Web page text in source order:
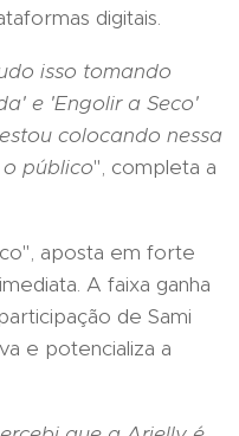
digitais.
isso tomando
e 'Engolir a Seco'
colocando nessa
público", completa a
aposta em forte
A faixa ganha
de Sami
e potencializa a